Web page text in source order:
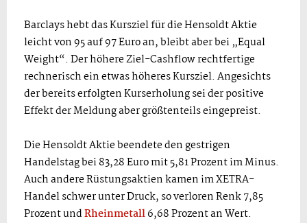
Barclays hebt das Kursziel für die Hensoldt Aktie
leicht von 95 auf 97 Euro an, bleibt aber bei „Equal
Weight“. Der höhere Ziel-Cashflow rechtfertige
rechnerisch ein etwas höheres Kursziel. Angesichts
der bereits erfolgten Kurserholung sei der positive
Effekt der Meldung aber größtenteils eingepreist.
Die Hensoldt Aktie beendete den gestrigen
Handelstag bei 83,28 Euro mit 5,81 Prozent im Minus.
Auch andere Rüstungsaktien kamen im XETRA-
Handel schwer unter Druck, so verloren Renk 7,85
Prozent undRheinmetall6,68 Prozent an Wert.